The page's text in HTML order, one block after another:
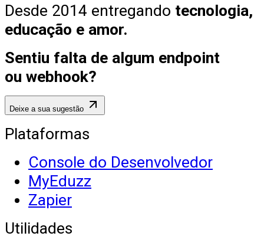
Desde 2014 entregando tecnologia,
educação e amor.
Sentiu falta de algum endpoint
ou webhook?
Deixe a sua sugestão
Plataformas
Console do Desenvolvedor
MyEduzz
Zapier
Utilidades